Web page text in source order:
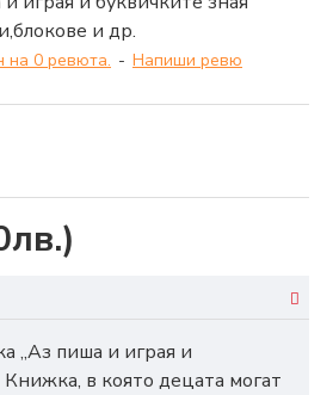
на 0 ревюта. - Напиши ревю
„Аз пиша и играя и
Книжка, в която децата могат